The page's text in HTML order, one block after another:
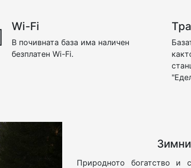
Wi-Fi
В почивната база има наличен
безплатен Wi-Fi.
Природното богатство и